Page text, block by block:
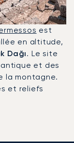
est
en altitude,
Dağı. Le site
et des
la montagne.
et reliefs